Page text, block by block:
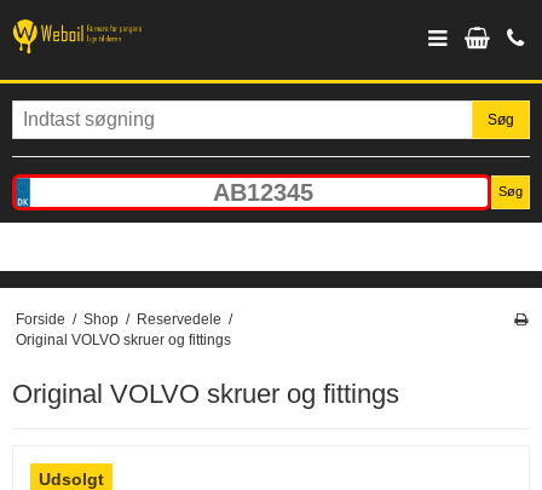
Søg
Søg
Forside / Shop / Reservedele /
Original VOLVO skruer og fittings
Original VOLVO skruer og fittings
Udsolgt